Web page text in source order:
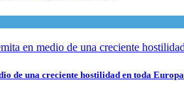
de una creciente hostilidad en toda Europa